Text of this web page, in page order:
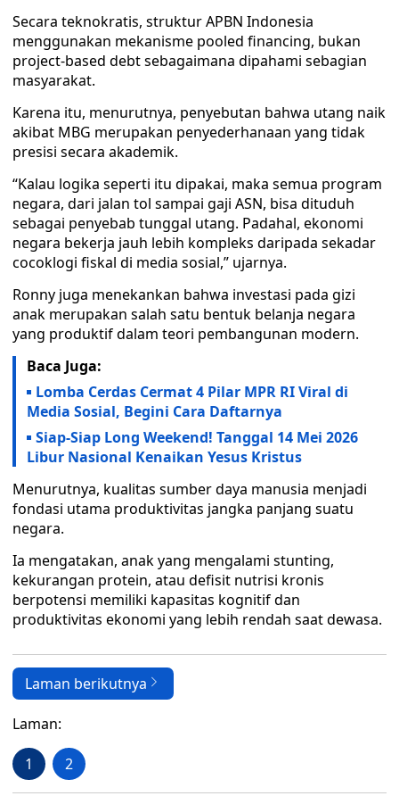
Secara teknokratis, struktur APBN Indonesia
menggunakan mekanisme pooled financing, bukan
project-based debt sebagaimana dipahami sebagian
masyarakat.
Karena itu, menurutnya, penyebutan bahwa utang naik
akibat MBG merupakan penyederhanaan yang tidak
presisi secara akademik.
“Kalau logika seperti itu dipakai, maka semua program
negara, dari jalan tol sampai gaji ASN, bisa dituduh
sebagai penyebab tunggal utang. Padahal, ekonomi
negara bekerja jauh lebih kompleks daripada sekadar
cocoklogi fiskal di media sosial,” ujarnya.
Ronny juga menekankan bahwa investasi pada gizi
anak merupakan salah satu bentuk belanja negara
yang produktif dalam teori pembangunan modern.
Baca Juga:
Lomba Cerdas Cermat 4 Pilar MPR RI Viral di
Media Sosial, Begini Cara Daftarnya
Siap-Siap Long Weekend! Tanggal 14 Mei 2026
Libur Nasional Kenaikan Yesus Kristus
Menurutnya, kualitas sumber daya manusia menjadi
fondasi utama produktivitas jangka panjang suatu
negara.
Ia mengatakan, anak yang mengalami stunting,
kekurangan protein, atau defisit nutrisi kronis
berpotensi memiliki kapasitas kognitif dan
produktivitas ekonomi yang lebih rendah saat dewasa.
Laman berikutnya
Laman:
1 2